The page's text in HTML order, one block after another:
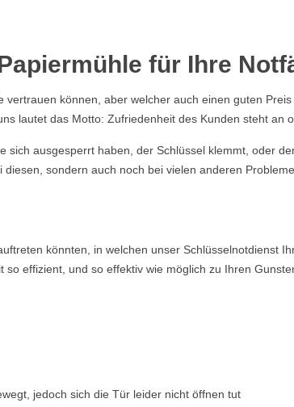
für Ihre
können, aber welcher auch einen guten
lautet das Motto: Zufriedenheit des Kunden steht an
sich ausgesperrt haben, der Schlüssel klemmt, oder
sondern auch noch bei vielen anderen
könnten, in welchen unser Schlüsselnotdienst
effizient, und so effektiv wie möglich zu Ihren
jedoch sich die Tür leider nicht öffnen tut